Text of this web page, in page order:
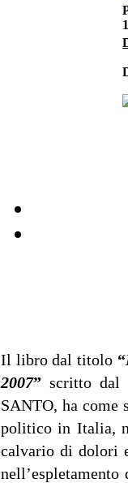
Il libro dal titolo “
2007” scritto dal
SANTO, ha
politico in Italia,
calvario di dolori